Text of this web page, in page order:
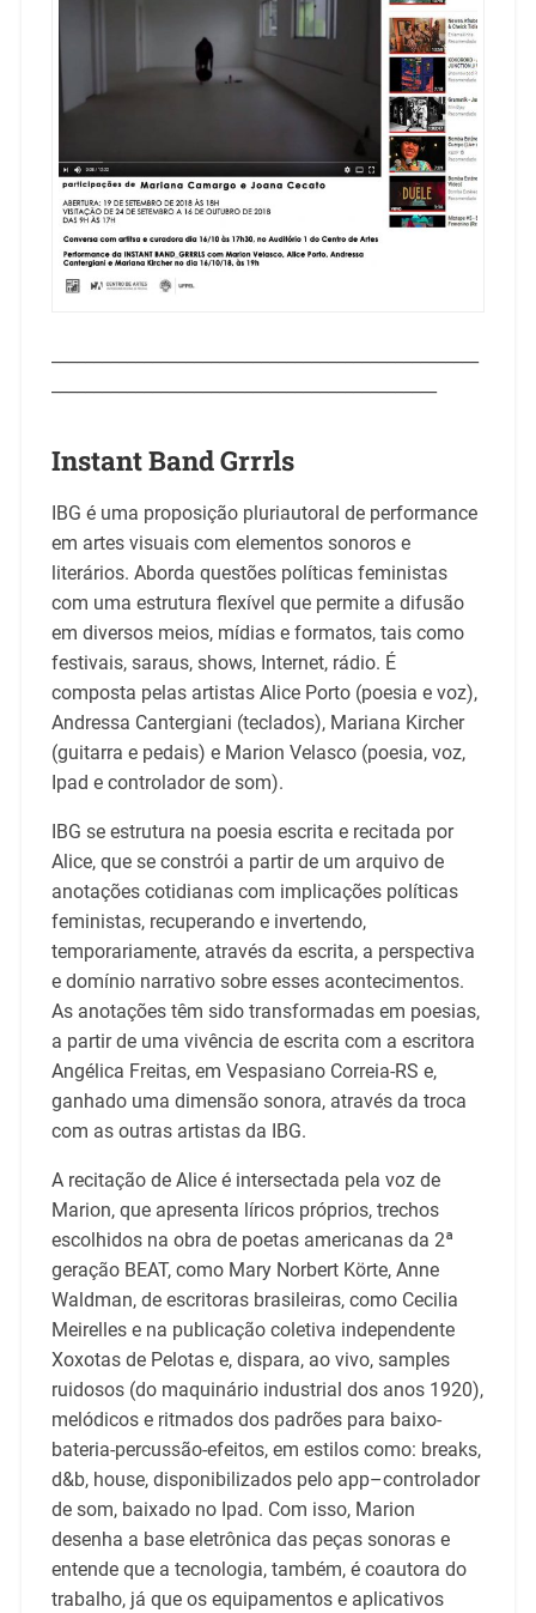
Instant Band Grrrls
IBG é uma proposição pluriautoral de performance
em artes visuais com elementos sonoros e
literários. Aborda questões políticas feministas
com uma estrutura flexível que permite a difusão
em diversos meios, mídias e formatos, tais como
festivais, saraus, shows, Internet, rádio. É
composta pelas artistas Alice Porto (poesia e voz),
Andressa Cantergiani (teclados), Mariana Kircher
(guitarra e pedais) e Marion Velasco (poesia, voz,
Ipad e controlador de som).
IBG se estrutura na poesia escrita e recitada por
Alice, que se constrói a partir de um arquivo de
anotações cotidianas com implicações políticas
feministas, recuperando e invertendo,
temporariamente, através da escrita, a perspectiva
e domínio narrativo sobre esses acontecimentos.
As anotações têm sido transformadas em poesias,
a partir de uma vivência de escrita com a escritora
Angélica Freitas, em Vespasiano Correia-RS e,
ganhado uma dimensão sonora, através da troca
com as outras artistas da IBG.
A recitação de Alice é intersectada pela voz de
Marion, que apresenta líricos próprios, trechos
escolhidos na obra de poetas americanas da 2ª
geração BEAT, como Mary Norbert Körte, Anne
Waldman, de escritoras brasileiras, como Cecilia
Meirelles e na publicação coletiva independente
Xoxotas de Pelotas e, dispara, ao vivo, samples
ruidosos (do maquinário industrial dos anos 1920),
melódicos e ritmados dos padrões para baixo-
bateria-percussão-efeitos, em estilos como: breaks,
d&b, house, disponibilizados pelo app–controlador
de som, baixado no Ipad. Com isso, Marion
desenha a base eletrônica das peças sonoras e
entende que a tecnologia, também, é coautora do
trabalho, já que os equipamentos e aplicativos